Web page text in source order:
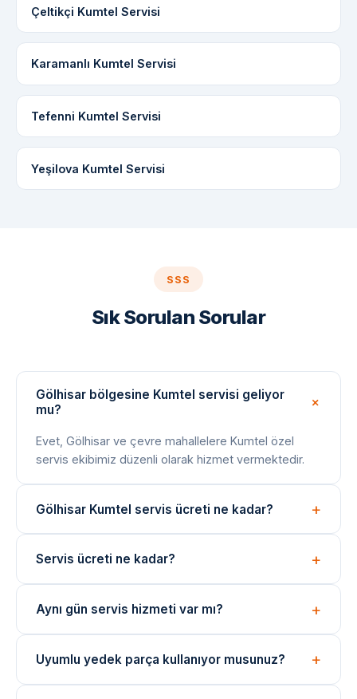
Çeltikçi Kumtel Servisi
Karamanlı Kumtel Servisi
Tefenni Kumtel Servisi
Yeşilova Kumtel Servisi
SSS
Sık Sorulan Sorular
Gölhisar bölgesine Kumtel servisi geliyor
mu?
Evet, Gölhisar ve çevre mahallelere Kumtel özel
servis ekibimiz düzenli olarak hizmet vermektedir.
Gölhisar Kumtel servis ücreti ne kadar?
göre değişir; işlem öncesi net fiyat bilgisi paylaşılır.
Servis ücreti ne kadar?
ve değişen parçaya göre belirlenir. İşlem öncesi fiyat
Aynı gün servis hizmeti var mı?
ekibimizi yönlendirebiliyoruz. Acil durumlar için çağrı
Uyumlu yedek parça kullanıyor musunuz?